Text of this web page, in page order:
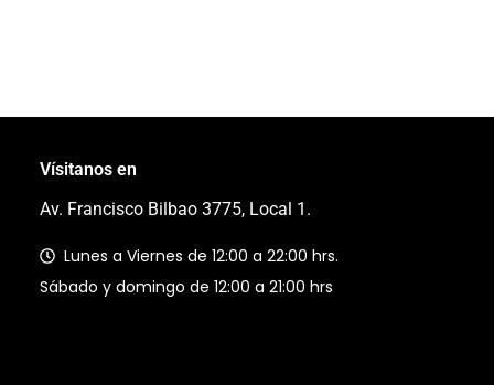
Vísitanos en
Av. Francisco Bilbao 3775, Local 1.
Lunes a Viernes de 12:00 a 22:00 hrs.
Sábado y domingo de 12:00 a 21:00 hrs